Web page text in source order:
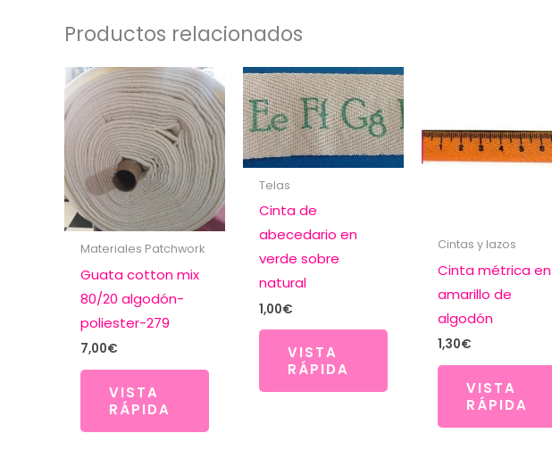
Productos relacionados
Materiales Patchwork
Guata cotton mix
80/20 algodón-
poliester-279
7,00€
VISTA
RÁPIDA
Telas
Cinta de
abecedario en
verde sobre
natural
1,00€
VISTA
RÁPIDA
Cintas y lazos
Cinta métrica en
amarillo de
algodón
1,30€
VISTA
RÁPIDA